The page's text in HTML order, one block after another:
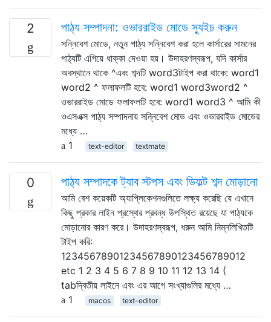
2 পাঠ্য সম্পাদনা: ওভাররাইড মোডে স্যুইচ করুন
সন্নিবেশ মোডে, নতুন পাঠ্য সন্নিবেশ করা হলে কার্সারের সামনের
পাঠ্যটি এগিয়ে ধাক্কা দেওয়া হয়। উদাহরণস্বরূপ, যদি কার্সার
অবস্থানে থাকে ^এবং শব্দটি word3টাইপ করা থাকে: word1
word2 ^ ফলাফলটি হবে: word1 word3word2 ^
ওভাররাইড মোডে ফলাফলটি হবে: word1 word3 ^ আমি কী
ওএসএক্স পাঠ্য সম্পাদনায় সন্নিবেশ মোড এবং ওভাররাইড মোডের
মধ্যে …
1
text-editor textmate
0 পাঠ্য সম্পাদকে ট্যাব স্টপস এবং ডিফল্ট শব্দ মোড়ানো
আমি বেশ কয়েকটি অ্যাপ্লিকেশনগুলিতে লক্ষ্য করেছি যে এখানে
কিছু প্রকার লাইন প্রস্থের প্রবন্ধ উপস্থিত রয়েছে যা পাঠ্যকে
মোড়ানোর কারণ করে। উদাহরণস্বরূপ, ধরুন আমি নিম্নলিখিতটি
টাইপ করি:
12345678901234567890123456789012
etc 1 2 3 4 5 6 7 8 9 10 11 12 13 14 (
tabদ্বিতীয় লাইনে এবং এর আগে সংখ্যাগুলির মধ্যে …
1
macos text-editor